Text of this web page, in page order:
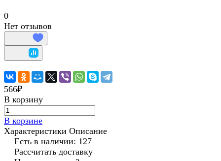
0
Нет отзывов
566₽
В корзину
В корзине
Характеристики Описание
Есть в наличии: 127
Рассчитать доставку